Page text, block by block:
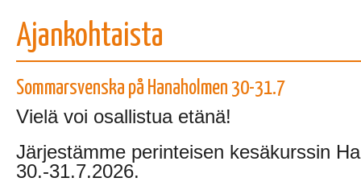
Ajankohtaista
Sommarsvenska på Hanaholmen 30-31.7
Vielä voi osallistua etänä!
Järjestämme perinteisen kesäkurssin
30.-31.7.2026.